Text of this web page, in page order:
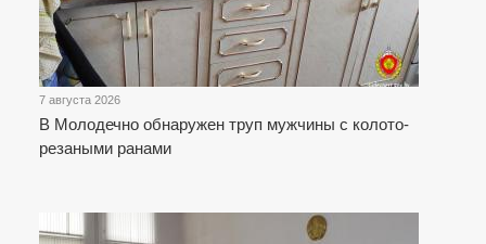
7 августа 2026
В Молодечно обнаружен труп мужчины с колото-
резаными ранами